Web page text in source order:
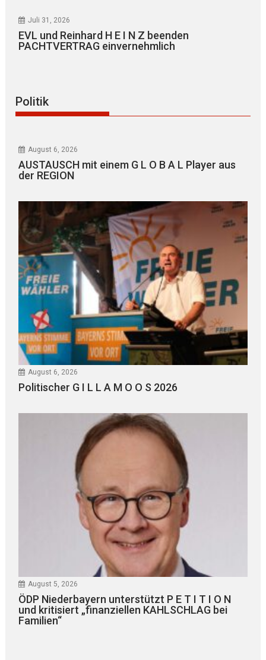
Juli 31, 2026
EVL und Reinhard H E I N Z beenden
PACHTVERTRAG einvernehmlich
Politik
August 6, 2026
AUSTAUSCH mit einem G L O B A L Player aus
der REGION
August 6, 2026
Politischer G I L L A M O O S 2026
August 5, 2026
ÖDP Niederbayern unterstützt P E T I T I O N
und kritisiert „finanziellen KAHLSCHLAG bei
Familien“